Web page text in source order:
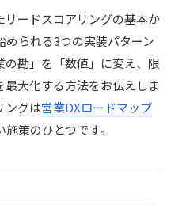
ードスコアリングの基本か
められる3つの実装パターン
の勘」を「数値」に変え、限
最大化する方法をお伝えしま
ングは営業DXロードマップ
策のひとつです。